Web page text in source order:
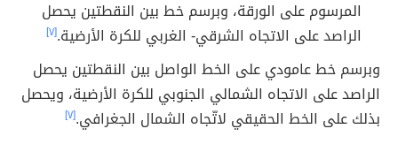
المرسوم على الورقة، وبرسم خط بين النقطتين يحصل
الراصد على الاتجاه الشرقي- الغربي للكرة الأرضية.[٧]
وبرسم خط عامودي على الخط الواصل بين النقطتين يحصل
الراصد على الاتجاه الشمالي الجنوبي للكرة الأرضية، ويحصل
بذلك على الخط الحقيقي لاتّجاه الشمال الجغرافي.[٧]